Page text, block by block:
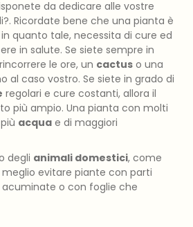
da dedicare alle vostre
Ricordate bene che una pianta è
quanto tale, necessita di cure ed
in salute. Se siete sempre in
le ore, un cactus o una
al caso vostro. Se siete in grado di
regolari e cure costanti, allora il
più ampio. Una pianta con molti
acqua e di maggiori
degli animali domestici, come
meglio evitare piante con parti
acuminate o con foglie che